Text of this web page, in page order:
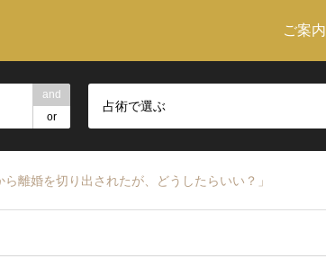
ご案内
and
or
占術で選ぶ
離婚を切り出されたが、どうしたらいい？」